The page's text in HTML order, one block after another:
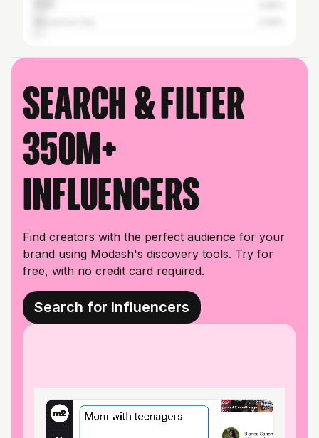
Search & filter
350M+
influencers
Find creators with the perfect audience for your
brand using Modash's discovery tools. Try for
free, with no credit card required.
Search for Influencers